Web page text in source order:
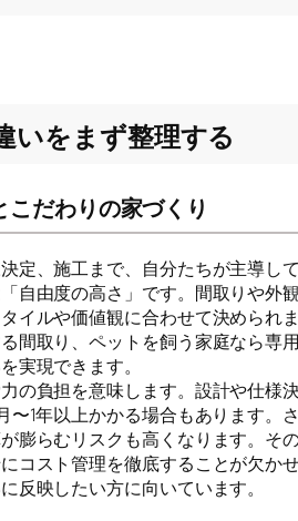
いをまず整理する
だわりの家づくり
定、施工まで、自分たちが主導し
自由度の高さ」です。間取りや外
イルや価値観に合わせて決められ
間取り、ペットを飼う家庭なら専
実現できます。
の負担を意味します。設計や仕様
1年以上かかる場合もあります。
膨らむリスクも高くなります。そ
コスト管理を徹底することが欠か
反映したい方に向いています。